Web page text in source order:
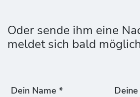
Oder sende ihm eine
meldet sich bald
Dein Name *